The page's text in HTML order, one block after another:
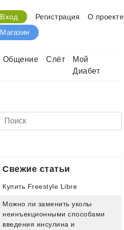
Вход Регистрация
О проекте
Магазин
Общение Слёт
Мой
Диабет
Свежие статьи
Купить Freestyle Libre
Можно ли заменить уколы
неинъекционными способами
введения инсулина и